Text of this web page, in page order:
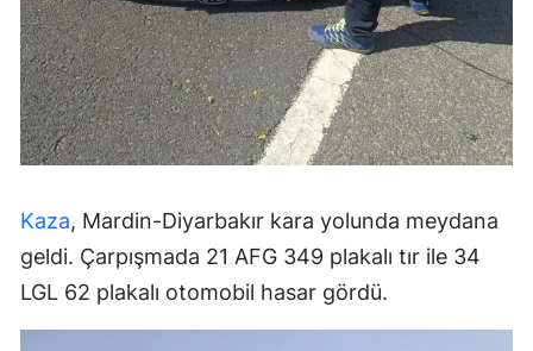
Kaza, Mardin-Diyarbakır kara yolunda meydana
geldi. Çarpışmada 21 AFG 349 plakalı tır ile 34
LGL 62 plakalı otomobil hasar gördü.